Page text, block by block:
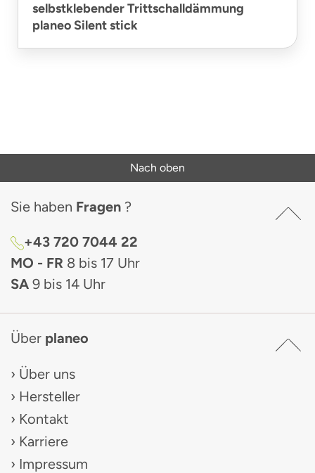
selbstklebender Trittschalldämmung
planeo Silent stick
Nach oben
Sie haben Fragen ?
+43 720 7044 22
MO - FR 8 bis 17 Uhr
SA 9 bis 14 Uhr
Über planeo
Über uns
Hersteller
Kontakt
Karriere
Impressum